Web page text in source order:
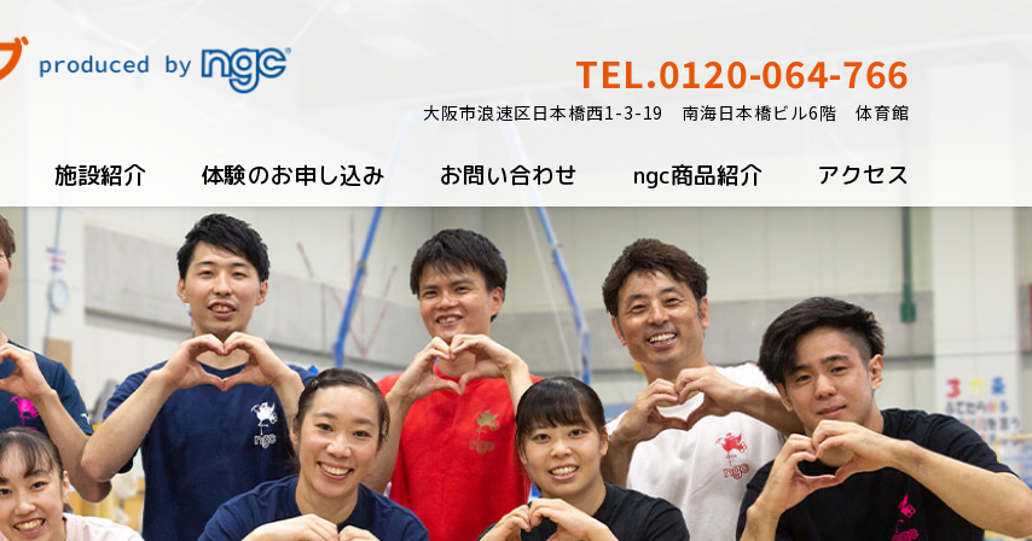
TEL.0120-064-766
大阪市浪速区日本橋西1-3-19 南海日本橋ビル6階 体育館
施設紹介 体験のお申し込み お問い合わせ ngc商品紹介 アクセス